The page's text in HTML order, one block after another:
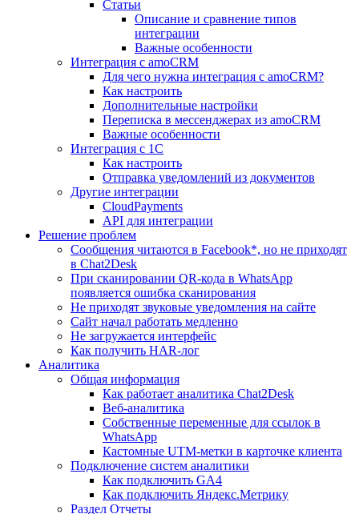
Статьи
Описание и сравнение типов
интеграции
Важные особенности
Интеграция с amoCRM
Для чего нужна интеграция с amoCRM?
Как настроить
Дополнительные настройки
Переписка в мессенджерах из amoCRM
Важные особенности
Интеграция с 1С
Как настроить
Отправка уведомлений из документов
Другие интеграции
CloudPayments
API для интеграции
Решение проблем
Сообщения читаются в Facebook*, но не приходят
в Chat2Desk
При сканировании QR-кода в WhatsApp
появляется ошибка сканирования
Не приходят звуковые уведомления на сайте
Сайт начал работать медленно
Не загружается интерфейс
Как получить HAR-лог
Аналитика
Общая информация
Как работает аналитика Chat2Desk
Веб-аналитика
Собственные переменные для ссылок в
WhatsApp
Кастомные UTM-метки в карточке клиента
Подключение систем аналитики
Как подключить GA4
Как подключить Яндекс.Метрику
Раздел Отчеты